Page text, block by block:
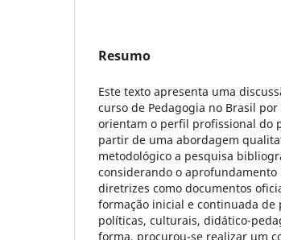
Resumo
Este texto apresenta uma
curso de Pedagogia no Brasil
orientam o perfil profissional do
partir de uma abordagem
metodológico a pesquisa
considerando o
diretrizes como documentos
formação inicial e continuada
políticas, culturais, didático-
forma, procurou-se realizar um